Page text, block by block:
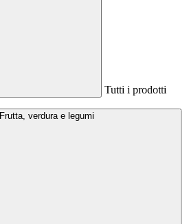
Tutti i prodotti
Frutta, verdura e legumi